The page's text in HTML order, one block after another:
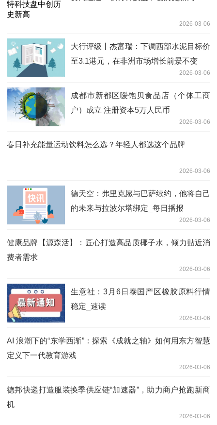
2026-03-06
大行评级丨杰富瑞：下调西部水泥目标价
至3.1港元，在非洲市场增长前景不变
2026-03-06
成都市新都区嗳饱贝食品店（个体工商
户）成立 注册资本5万人民币
2026-03-06
春日补充能量运动饮料怎么选？年轻人都选这个品牌
2026-03-06
德天空：弗里克愿与巴萨续约，他将自己
的未来与拉波尔塔绑定_每日播报
2026-03-06
健康品牌【源森活】：匠心打造高品质椰子水，倾力贴近消
费者需求
2026-03-06
生意社：3月6日泰国产区橡胶原料行情
稳定_速读
2026-03-06
AI 浪潮下的“东学西渐”：探索《成就之轴》如何用东方智慧
定义下一代教育游戏
2026-03-06
德邦快递打造服装换季供应链“加速器”，助力商户抢跑新商
机
2026-03-06